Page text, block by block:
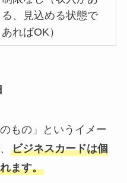
る、見込める状態で
あればOK）
もの」というイメー
ビジネスカードは個
ます。